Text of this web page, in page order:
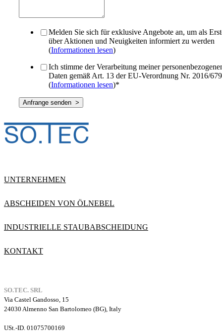
Melden Sie sich für exklusive Angebote an, um als
über Aktionen und Neuigkeiten informiert zu werden
(Informationen lesen)
Ich stimme der Verarbeitung meiner
Daten gemäß Art. 13 der EU-Verordnung Nr. 2016/679
(Informationen lesen)*
UNTERNEHMEN
ABSCHEIDEN VON ÖLNEBEL
INDUSTRIELLE STAUBABSCHEIDUNG
KONTAKT
SO.TEC. SRL
Via Castel Gandosso, 15
24030 Almenno San Bartolomeo (BG), Italy
USt.-ID. 01075700169